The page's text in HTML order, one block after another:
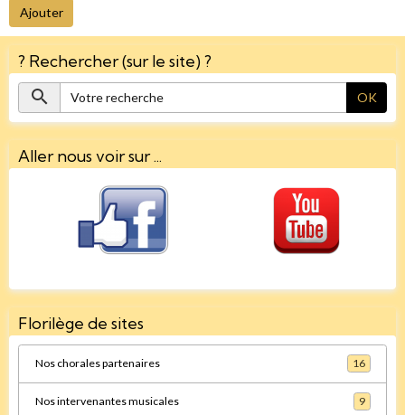
Ajouter
? Rechercher (sur le site) ?
OK
Aller nous voir sur ...
Florilège de sites
Nos chorales partenaires 16
Nos intervenantes musicales 9